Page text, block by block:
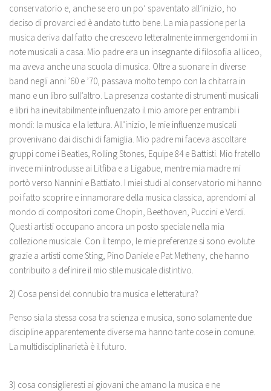
conservatorio e, anche se ero un po’ spaventato all’inizio, ho
deciso di provarci ed è andato tutto bene. La mia passione per la
musica deriva dal fatto che crescevo letteralmente immergendomi in
note musicali a casa. Mio padre era un insegnante di filosofia al liceo,
ma aveva anche una scuola di musica. Oltre a suonare in diverse
band negli anni ’60 e ’70, passava molto tempo con la chitarra in
mano e un libro sull’altro. La presenza costante di strumenti musicali
e libri ha inevitabilmente influenzato il mio amore per entrambi i
mondi: la musica e la lettura. All’inizio, le mie influenze musicali
provenivano dai dischi di famiglia. Mio padre mi faceva ascoltare
gruppi come i Beatles, Rolling Stones, Equipe 84 e Battisti. Mio fratello
invece mi introdusse ai Litfiba e a Ligabue, mentre mia madre mi
portò verso Nannini e Battiato. I miei studi al conservatorio mi hanno
poi fatto scoprire e innamorare della musica classica, aprendomi al
mondo di compositori come Chopin, Beethoven, Puccini e Verdi.
Questi artisti occupano ancora un posto speciale nella mia
collezione musicale. Con il tempo, le mie preferenze si sono evolute
grazie a artisti come Sting, Pino Daniele e Pat Metheny, che hanno
contribuito a definire il mio stile musicale distintivo.
2) Cosa pensi del connubio tra musica e letteratura?
Penso sia la stessa cosa tra scienza e musica, sono solamente due
discipline apparentemente diverse ma hanno tante cose in comune.
La multidisciplinarietà è il futuro.
3) cosa consiglieresti ai giovani che amano la musica e ne